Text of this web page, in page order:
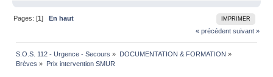
IMPRIMER
Pages: [1]En haut
« précédent suivant »
S.O.S. 112 - Urgence - Secours » DOCUMENTATION & FORMATION »
Brèves » Prix intervention SMUR